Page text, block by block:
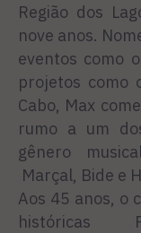
Região dos
nove anos.
eventos como
projetos como
Cabo, Max
rumo a um
gênero
Marçal, Bide e
Aos 45 anos, o
históricas